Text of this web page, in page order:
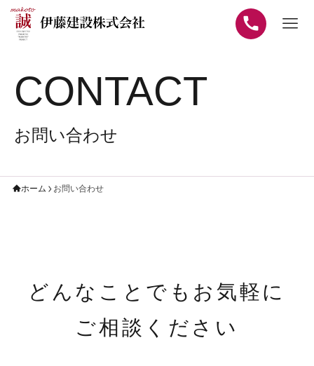
CONTACT
お問い合わせ
ホーム お問い合わせ
どんなことでもお気軽に
ご相談ください